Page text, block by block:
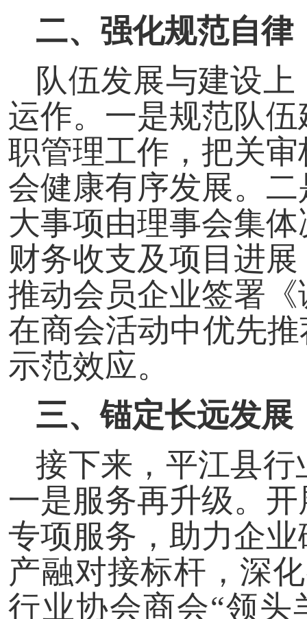
二、强化规范自律
队伍发展与建设
运作。一是规范队
职管理工作，把关
会健康有序发展。
大事项由理事会集
财务收支及项目进
推动会员企业签署
在商会活动中优先
示范效应。
三、锚定长远发展
接下来，平江县
一是服务再升级。
专项服务，助力企
产融对接标杆，深
行业协会商会“领